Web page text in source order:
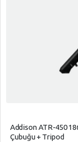
Addison ATR-450
Çubuğu + Tripod